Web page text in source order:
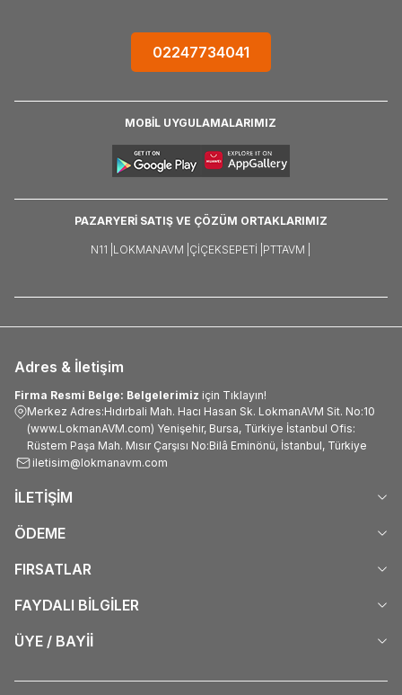
02247734041
MOBİL UYGULAMALARIMIZ
PAZARYERİ SATIŞ VE ÇÖZÜM ORTAKLARIMIZ
N11 | LOKMANAVM | ÇIÇEKSEPETI | PTTAVM |
Adres & İletişim
Firma Resmi Belge: Belgelerimiz için Tıklayın!
Merkez Adres:Hıdırbali Mah. Hacı Hasan Sk. LokmanAVM Sit. No:10
(www.LokmanAVM.com) Yenişehir, Bursa, Türkiye İstanbul Ofis:
Rüstem Paşa Mah. Mısır Çarşısı No:Bilâ Eminönü, İstanbul, Türkiye
iletisim@lokmanavm.com
İLETİŞİM
ÖDEME
FIRSATLAR
FAYDALI BİLGİLER
ÜYE / BAYİİ